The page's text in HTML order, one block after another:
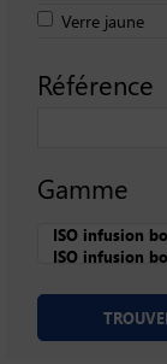
Verre jaune
Référence
Gamme